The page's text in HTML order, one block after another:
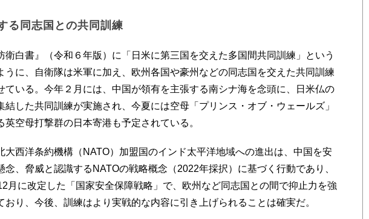
る同志国との共同訓練
白書』（令和６年版）に「日米に第三国を交えた多国間共同訓練」という
うに、自衛隊は米軍に加え、欧州各国や豪州などの同志国を交えた共同訓練
ている。今年２月には、中国が領有を主張する南シナ海を念頭に、日米仏の
結した共同訓練が実施され、今夏には空母「プリンス・オブ・ウェールズ」
英空母打撃群の日本寄港も予定されている。
西洋条約機構（NATO）加盟国のインド太平洋地域への進出は、中国を安
念、脅威と認識するNATOの戦略概念（2022年採択）に基づく行動であり、
月に改定した「国家安全保障戦略」で、欧州など同志国との間で抑止力を強
おり、今後、訓練はより実戦的な内容に引き上げられることは確実だ。